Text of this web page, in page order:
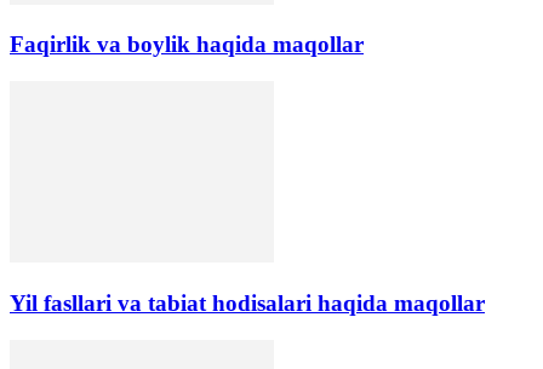
Faqirlik va boylik haqida maqollar
Yil fasllari va tabiat hodisalari haqida maqollar